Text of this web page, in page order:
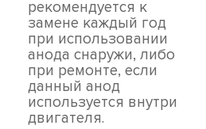
рекомендуется к
замене каждый год
при использовании
анода снаружи, либо
при ремонте, если
данный анод
используется внутри
двигателя.